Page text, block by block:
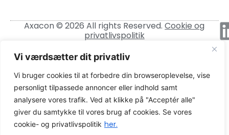
Vi værdsætter dit privatliv
Vi bruger cookies til at forbedre din browseroplevelse, vise
personligt tilpassede annoncer eller indhold samt
analysere vores trafik. Ved at klikke på "Acceptér alle"
giver du samtykke til vores brug af cookies. Se vores
cookie- og privatlivspolitik her.
Axacon © 2026 All rights Reserved.Cookie og
privatlivspolitik
CVR-nummer: 21680931